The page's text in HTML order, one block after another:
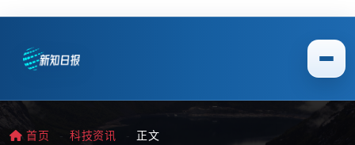
首页 科技资讯 正文